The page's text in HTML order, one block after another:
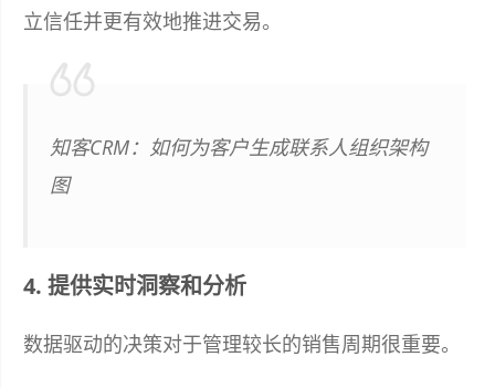
立信任并更有效地推进交易。
知客CRM：如何为客户生成联系人组织架构
图
4. 提供实时洞察和分析
数据驱动的决策对于管理较长的销售周期很重要。